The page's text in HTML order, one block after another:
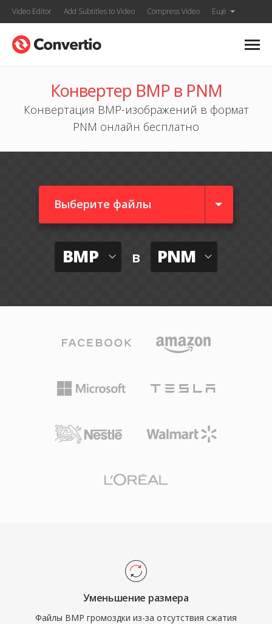
Video Editor Add Subtitles to Video Compress Video Ещё
Конвертер BMP в PNM
Конвертация BMP-изображений в формат
PNM онлайн бесплатно
Выберите файлы
BMP в PNM
Уменьшение размера
Файлы BMP громоздки из-за отсутствия сжатия